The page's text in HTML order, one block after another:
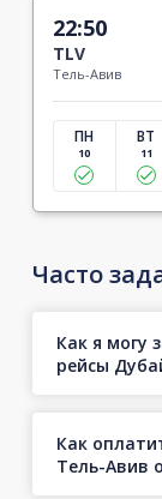
22:50
TLV
Тель-Авив
ПН
10
ВТ
11
Часто
Как я могу
рейсы
Как
Тель-Авив